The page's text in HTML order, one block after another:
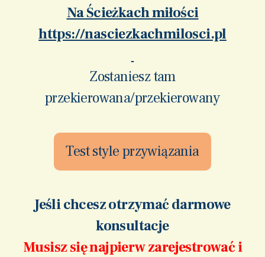
Na Ścieżkach miłości
https://nasciezkachmilosci.pl
Zostaniesz tam
przekierowana/przekierowany
Test style przywiązania
Jeśli chcesz otrzymać darmowe
konsultacje
Musisz się najpierw zarejestrować i